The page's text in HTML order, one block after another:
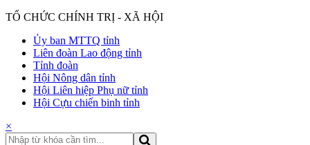
TỔ CHỨC CHÍNH TRỊ - XÃ HỘI
Ủy ban MTTQ tỉnh
Liên đoàn Lao động tỉnh
Tỉnh đoàn
Hội Nông dân tỉnh
Hội Liên hiệp Phụ nữ tỉnh
Hội Cựu chiến binh tỉnh
×